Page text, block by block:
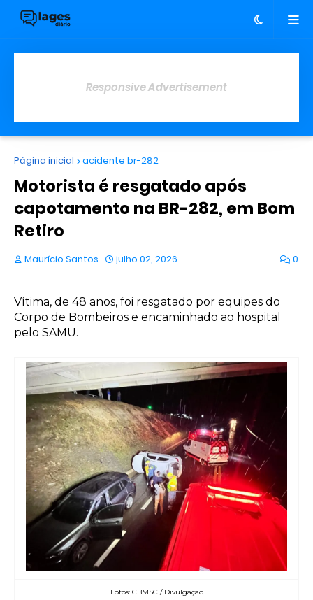
Responsive Advertisement
Página inicial acidente br-282
Motorista é resgatado após
capotamento na BR-282, em Bom
Retiro
Maurício Santos julho 02, 2026 0
Vítima, de 48 anos, foi resgatado por equipes do
Corpo de Bombeiros e encaminhado ao hospital
pelo SAMU.
Fotos: CBMSC / Divulgação